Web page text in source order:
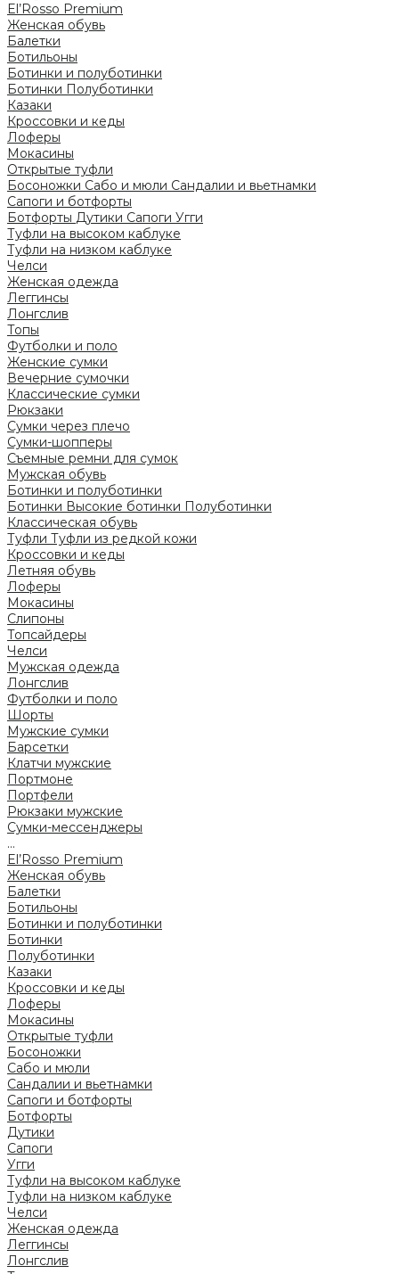
El’Rosso Premium
Женская обувь
Балетки
Ботильоны
Ботинки и полуботинки
Ботинки Полуботинки
Казаки
Кроссовки и кеды
Лоферы
Мокасины
Открытые туфли
Босоножки Сабо и мюли Сандалии и вьетнамки
Сапоги и ботфорты
Ботфорты Дутики Сапоги Угги
Туфли на высоком каблуке
Туфли на низком каблуке
Челси
Женская одежда
Леггинсы
Лонгслив
Топы
Футболки и поло
Женские сумки
Вечерние сумочки
Классические сумки
Рюкзаки
Сумки через плечо
Сумки-шопперы
Съемные ремни для сумок
Мужская обувь
Ботинки и полуботинки
Ботинки Высокие ботинки Полуботинки
Классическая обувь
Туфли Туфли из редкой кожи
Кроссовки и кеды
Летняя обувь
Лоферы
Мокасины
Слипоны
Топсайдеры
Челси
Мужская одежда
Лонгслив
Футболки и поло
Шорты
Мужские сумки
Барсетки
Клатчи мужские
Портмоне
Портфели
Рюкзаки мужские
Сумки-мессенджеры
...
El’Rosso Premium
Женская обувь
Балетки
Ботильоны
Ботинки и полуботинки
Ботинки
Полуботинки
Казаки
Кроссовки и кеды
Лоферы
Мокасины
Открытые туфли
Босоножки
Сабо и мюли
Сандалии и вьетнамки
Сапоги и ботфорты
Ботфорты
Дутики
Сапоги
Угги
Туфли на высоком каблуке
Туфли на низком каблуке
Челси
Женская одежда
Леггинсы
Лонгслив